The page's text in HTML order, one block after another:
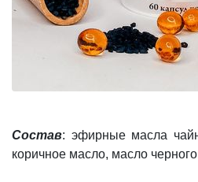
Состав: эфирные масла
коричное масло, масло